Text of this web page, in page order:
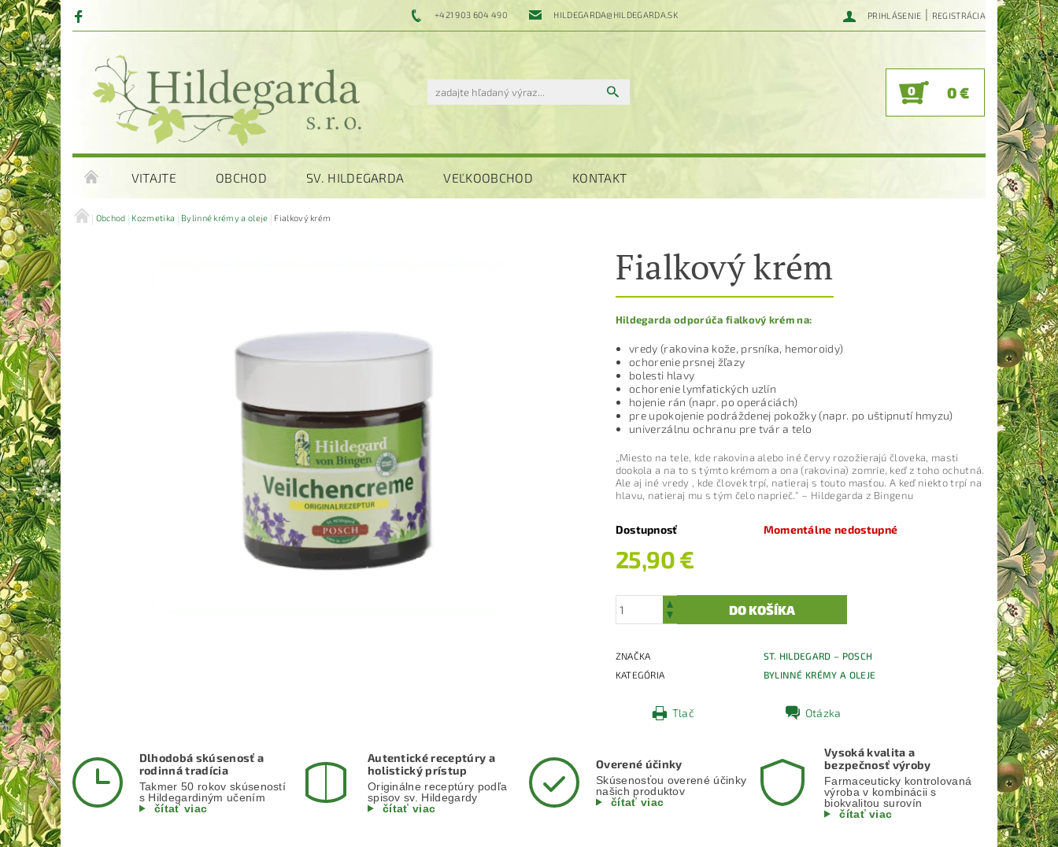
+421 903 604 490 HILDEGARDA@HILDEGARDA.SK PRIHLÁSENIE | REGISTRÁCIA
0 0 €
VITAJTE OBCHOD SV. HILDEGARDA VEĽKOOBCHOD KONTAKT
Obchod Kozmetika Bylinné krémy a oleje Fialkový krém
Fialkový krém
Hildegarda odporúča fialkový krém na:
vredy (rakovina kože, prsníka, hemoroidy)
ochorenie prsnej žľazy
bolesti hlavy
ochorenie lymfatických uzlín
hojenie rán (napr. po operáciách)
pre upokojenie podráždenej pokožky (napr. po uštipnutí hmyzu)
univerzálnu ochranu pre tvár a telo
„Miesto na tele, kde rakovina alebo iné červy rozožierajú človeka, masti
dookola a na to s týmto krémom a ona (rakovina) zomrie, keď z toho ochutná.
Ale aj iné vredy , kde človek trpí, natieraj s touto masťou. A keď niekto trpí na
hlavu, natieraj mu s tým čelo naprieč.“ – Hildegarda z Bingenu
Dostupnosť Momentálne nedostupné
25,90 €
ZNAČKA
ST. HILDEGARD – POSCH
KATEGÓRIA
BYLINNÉ KRÉMY A OLEJE
Tlač Otázka
Dlhodobá skúsenosť a
rodinná tradícia
Takmer 50 rokov skúseností
s Hildegardiným učením
čítať viac
Autentické receptúry a
holistický prístup
Originálne receptúry podľa
spisov sv. Hildegardy
čítať viac
Overené účinky
Skúsenosťou overené účinky
našich produktov
čítať viac
Vysoká kvalita a
bezpečnosť výroby
Farmaceuticky kontrolovaná
výroba v kombinácii s
biokvalitou surovín
čítať viac